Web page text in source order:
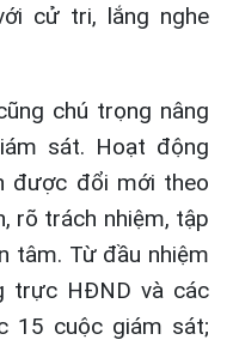
cử tri, lắng nghe
chú trọng nâng
sát. Hoạt động
được đổi mới theo
rõ trách nhiệm, tập
tâm. Từ đầu nhiệm
trực HĐND và các
15 cuộc giám sát;